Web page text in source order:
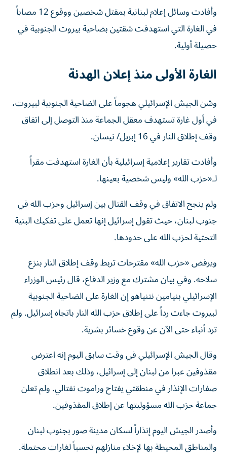
وأفادت وسائل إعلام لبنانية بمقتل شخصين ووقوع 12 مصاباً
في الغارة التي استهدفت شقتين بضاحية بيروت الجنوبية في
حصيلة أولية.
الغارة الأولى منذ إعلان الهدنة
وشن الجيش الإسرائيلي هجوماً على الضاحية الجنوبية لبيروت،
‌في أول غارة تستهدف معقل الجماعة منذ ​التوصل إلى ⁠اتفاق
وقف إطلاق النار في 16 إبريل/ نيسان.
وأفادت تقارير إعلامية إسرائيلية بأن الغارة استهدفت مقراً
لـ«حزب الله» وليس شخصية بعينها.
ولم ‌ينجح الاتفاق في وقف ‌القتال بين إسرائيل وحزب الله في
جنوب لبنان، حيث تقول إسرائيل إنها تعمل على تفكيك البنية
التحتية لحزب الله على حدودها.
ويرفض «حزب الله» مقترحات تربط وقف إطلاق النار بنزع
سلاحه. وفي بيان مشترك مع وزير الدفاع، قال رئيس الوزراء
الإسرائيلي بنيامين نتنياهو إن الغارة على الضاحية الجنوبية
لبيروت جاءت رداً على إطلاق حزب الله النار باتجاه إسرائيل. ولم
ترد أنباء حتى الآن عن وقوع خسائر ​بشرية.
وقال الجيش الإسرائيلي في وقت سابق اليوم إنه اعترض
‌مقذوفين عبرا من لبنان إلى إسرائيل، وذلك بعد انطلاق
صفارات الإنذار في منطقتي يفتاح وراموت نفتالي. ولم تعلن
جماعة حزب الله مسؤوليتها ⁠عن إطلاق المقذوفين.
وأصدر الجيش اليوم إنذاراً لسكان مدينة صور بجنوب لبنان
والمناطق المحيطة بها لإخلاء منازلهم تحسباً لغارات محتملة.